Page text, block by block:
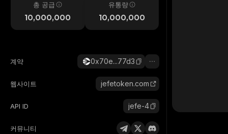
총 공급
10,000,000
유통량
10,000,000
계약 0x70e...77d3
웹사이트 jefetoken.com
API ID jefe-4
커뮤니티